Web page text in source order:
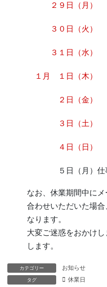
２９日（月）
３０日（火）
３１日（水）
１月 １日（木）
２日（金）
３日（土）
４日（日）
５日（月）仕
なお、休業期間中に
合わせいただいた場
なります。
大変ご迷惑をおかけ
します。
カテゴリー お知らせ
タグ 休業日